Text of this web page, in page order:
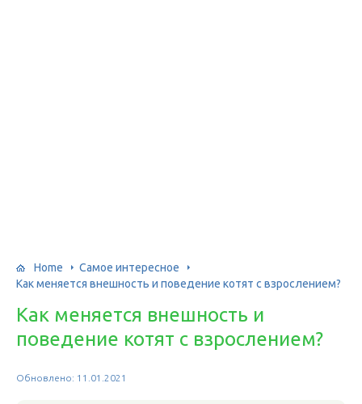
Home
Самое интересное
Как меняется внешность и поведение котят с взрослением?
Как меняется внешность и
поведение котят с взрослением?
Обновлено: 11.01.2021